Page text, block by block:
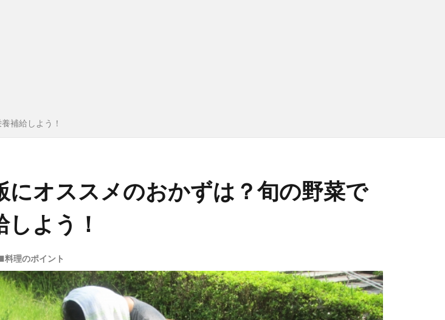
補給しよう！
にオススメのおかずは？旬の野菜で
よう！
料理のポイント